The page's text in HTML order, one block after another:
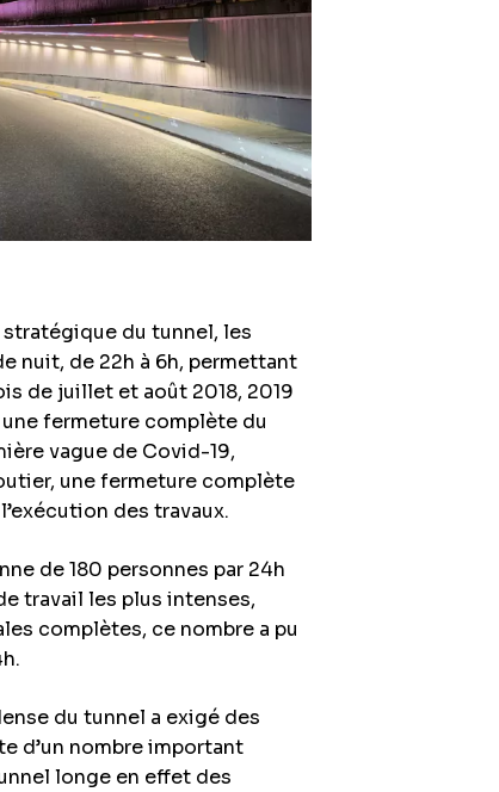
du tunnel, les
nuit, de 22h à 6h, permettant
de juillet et août 2018, 2019
fermeture complète du
vague de Covid-19,
une fermeture complète
des travaux.
de 180 personnes par 24h
travail les plus intenses,
complètes, ce nombre a pu
du tunnel a exigé des
d’un nombre important
longe en effet des